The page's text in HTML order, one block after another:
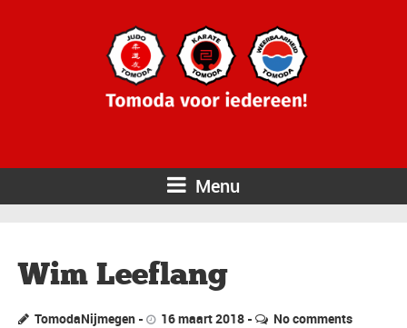
Menu
Wim Leeflang
TomodaNijmegen 16 maart 2018 No comments